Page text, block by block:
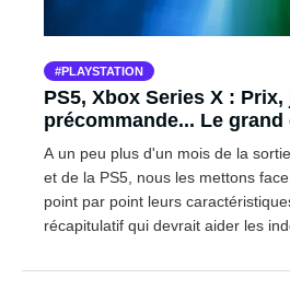
PLAYSTATION
PS5, Xbox Series X :
précommande... Le
A un peu plus d'un mois de la
et de la PS5, nous les mettons
point par point leurs
récapitulatif qui devrait aider les